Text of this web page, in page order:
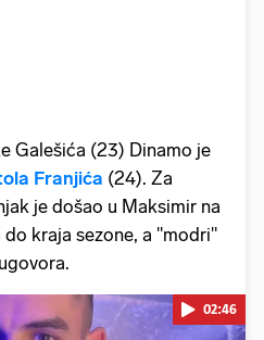
Galešića (23) Dinamo je
Franjića (24). Za
je došao u Maksimir na
kraja sezone, a "modri"
02:46